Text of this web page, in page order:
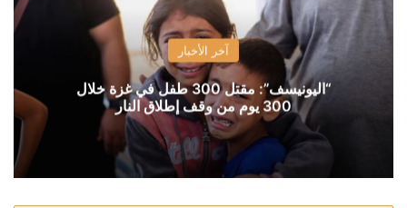
آخر الأخبار
“اليونيسف”: مقتل 300 طفل في غزة خلال
300 يوم من وقف إطلاق النار